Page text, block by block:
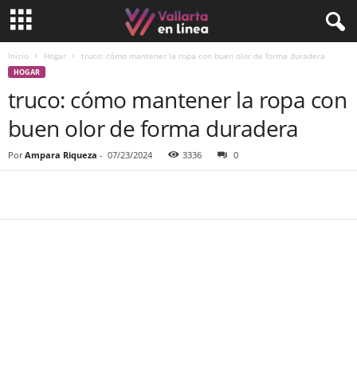
Inicio Hogar truco: cómo mantener la ropa con buen olor de forma duradera
HOGAR
truco: cómo mantener la ropa con
buen olor de forma duradera
Por Ampara Riqueza - 07/23/2024 3336 0